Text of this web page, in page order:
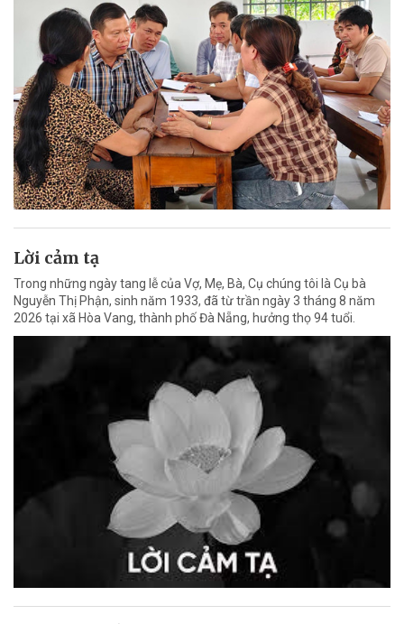
Lời cảm tạ
Trong những ngày tang lễ của Vợ, Mẹ, Bà, Cụ chúng tôi là Cụ bà
Nguyễn Thị Phận, sinh năm 1933, đã từ trần ngày 3 tháng 8 năm
2026 tại xã Hòa Vang, thành phố Đà Nẵng, hưởng thọ 94 tuổi.